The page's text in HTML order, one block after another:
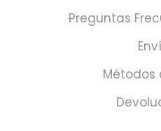
Preguntas
Métodos